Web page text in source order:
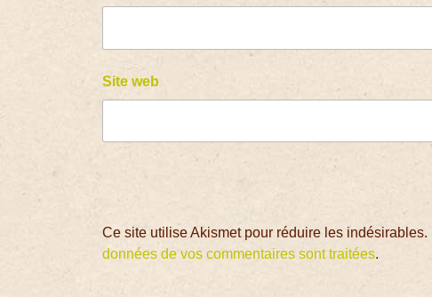
Site web
Ce site utilise Akismet pour réduire les indésirables.
données de vos commentaires sont traitées.